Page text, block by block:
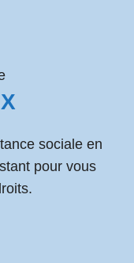
sociale en
pour vous